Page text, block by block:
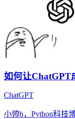
如何让ChatGPT
ChatGPT
小帅b，Python科技